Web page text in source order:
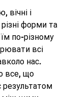
вічні і
форми та
по-різному
всі
нас.
все, що
результатом